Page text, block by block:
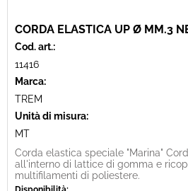
CORDA ELASTICA UP Ø MM.3
Cod. art.:
11416
Marca:
TREM
Unità di misura:
MT
Corda elastica speciale "Marina"
all'interno di lattice di gomma e
multifilamenti di poliestere.